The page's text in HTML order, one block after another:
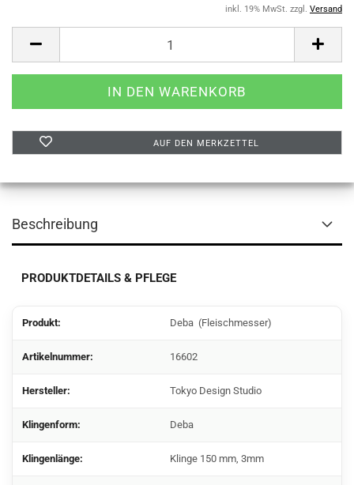
inkl. 19% MwSt. zzgl. Versand
AUF DEN MERKZETTEL
Beschreibung
PRODUKTDETAILS & PFLEGE
Produkt: Deba (Fleischmesser)
Artikelnummer: 16602
Hersteller: Tokyo Design Studio
Klingenform: Deba
Klingenlänge: Klinge 150 mm, 3mm